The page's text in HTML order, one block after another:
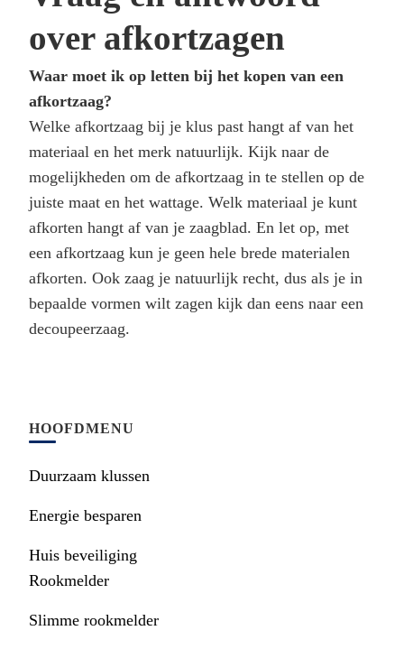
over afkortzagen
Waar moet ik op letten bij het kopen van een
afkortzaag?
Welke afkortzaag bij je klus past hangt af van het
materiaal en het merk natuurlijk. Kijk naar de
mogelijkheden om de afkortzaag in te stellen op de
juiste maat en het wattage. Welk materiaal je kunt
afkorten hangt af van je zaagblad. En let op, met
een afkortzaag kun je geen hele brede materialen
afkorten. Ook zaag je natuurlijk recht, dus als je in
bepaalde vormen wilt zagen kijk dan eens naar een
decoupeerzaag.
HOOFDMENU
Duurzaam klussen
Energie besparen
Huis beveiliging
Rookmelder
Slimme rookmelder